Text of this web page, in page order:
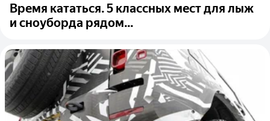
Время кататься. 5 классных мест для лыж
и сноуборда рядом...